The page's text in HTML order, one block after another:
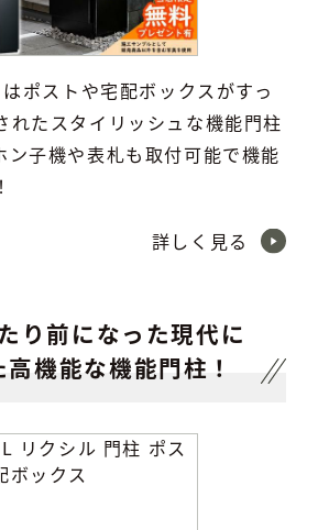
ポストや宅配ボックスがすっ
れたスタイリッシュな機能門柱
ン子機や表札も取付可能で機能
詳しく見る
り前になった現代に
機能な機能門柱！